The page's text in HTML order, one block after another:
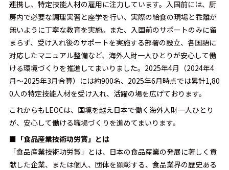
連携し、特定技能人材の雇用に注力しています。入国前には、厨
房内で必要な調理実習と座学を行い、実際の給食の現場と乖離が
無いように丁寧な教育を実施。また、入国前のサポートのみに留
まらず、受け入れ後のサポートを実施する部署の設立、各国語に
対応したマニュアル整備など、海外人財一人ひとりが安心して働
ける環境づくりを推進してまいりました。2025年4月（2024年4
月～2025年3月合算）には約900名、2025年6月時点では累計1,80
0人の特定技能人材を受け入れ、活躍の場を広げております。
これからもLEOCは、国境を越え日本で働く海外人財一人ひとり
が、安心して働ける職場づくりを進めてまいります。
■「食品産業技術功労賞」とは
「食品産業技術功労賞」とは、日本の食品産業の発展に著しく貢
献した企業、または個人、団体を顕彰する、食品業界の歴史ある